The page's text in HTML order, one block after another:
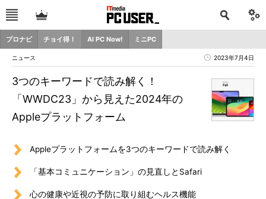
プロナビ チョイ得！ AI PC Now! ミニPC
ニュース 2023年7月4日
3つのキーワードで読み解く！
「WWDC23」から見えた2024年の
Appleプラットフォーム
Appleプラットフォームを3つのキーワードで読み解く
「基本コミュニケーション」の見直しとSafari
心の健康や近視の予防に取り組むヘルス機能